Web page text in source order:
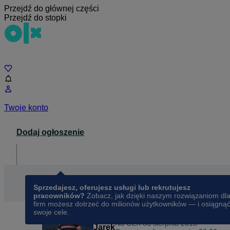
Przejdź do głównej części
Przejdź do stopki
Twoje konto
Dodaj ogłoszenie
Sprzedajesz, oferujesz usługi lub rekrutujesz
pracowników? Zobacz, jak dzięki naszym rozwiązaniom dla
firm możesz dotrzeć do milionów użytkowników — i osiągnąć
swoje cele.
JarekNa OLX odsierpnia 2013